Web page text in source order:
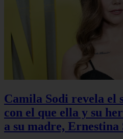
Camila Sodi revela
con el que ella y su
a su madre, Ernestina